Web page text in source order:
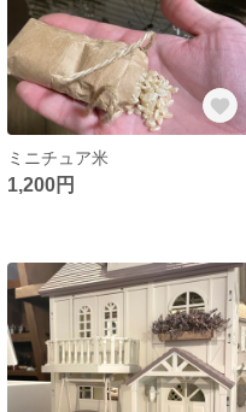
ミニチュア米
1,200円